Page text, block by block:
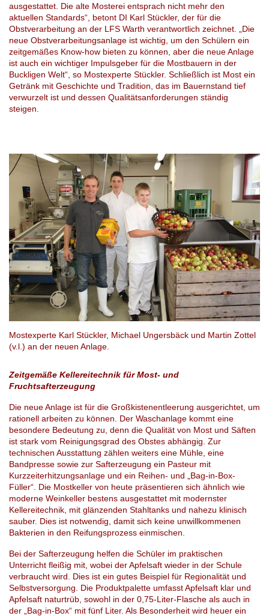
ausgestattet. Die alte Mosterei entsprach nicht mehr den
aktuellen Standards“, betont DI Karl Stückler, der für die
Obstverarbeitung an der LFS Warth verantwortlich zeichnet. „Die
neue Obstverarbeitungsanlage ist wichtig, um den Schülern ein
zeitgemäßes Know-how bieten zu können, aber die neue Anlage
ist auch ein wichtiger Impulsgeber für die Mostbauern in der
Buckligen Welt“, so Mostexperte Stückler. Schließlich ist Most ein
Getränk mit Geschichte und Tradition, das im Bauernstand tief
verwurzelt ist und dessen Qualitätsanforderungen ständig
steigen.
Mostexperte Karl Stückler, Michael Ungersbäck und Martin Zottel
(v.l.) an der neuen Anlage.
Zeitgemäße Kellereitechnik für Most- und
Fruchtsafterzeugung
Die neue Anlage ist für die Großkistenentleerung ausgerichtet, um
rationell arbeiten zu können. Der Waschanlage kommt eine
besondere Bedeutung zu, denn die Qualität von Most und Säften
ist stark vom Reinigungsgrad des Obstes abhängig. Zur
technischen Ausstattung zählen weiters eine Mühle, eine
Bandpresse sowie zur Safterzeugung ein Pasteur mit
Kurzzeiterhitzungsanlage und ein Reihen- und „Bag-in-Box-
Füller“. Die Mostkeller von heute präsentieren sich ähnlich wie
moderne Weinkeller bestens ausgestattet mit modernster
Kellereitechnik, mit glänzenden Stahltanks und nahezu klinisch
sauber. Dies ist notwendig, damit sich keine unwillkommenen
Bakterien in den Reifungsprozess einmischen.
Bei der Safterzeugung helfen die Schüler im praktischen
Unterricht fleißig mit, wobei der Apfelsaft wieder in der Schule
verbraucht wird. Dies ist ein gutes Beispiel für Regionalität und
Selbstversorgung. Die Produktpalette umfasst Apfelsaft klar und
Apfelsaft naturtrüb, sowohl in der 0,75-Liter-Flasche als auch in
der „Bag-in-Box“ mit fünf Liter. Als Besonderheit wird heuer ein